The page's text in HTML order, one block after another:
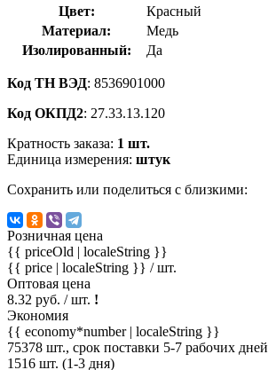
Цвет:
Красный
Материал:
Медь
Изолированный:
Да
Код ТН ВЭД: 8536901000
Код ОКПД2: 27.33.13.120
Кратность заказа: 1 шт.
Единица измерения: штук
Сохранить или поделиться с близкими:
Розничная цена
{{ priceOld | localeString }}
{{ price | localeString }} / шт.
Оптовая цена
8.32 руб. / шт. !
Экономия
{{ economy*number | localeString }}
75378 шт., срок поставки 5-7 рабочих дней
1516 шт. (1-3 дня)